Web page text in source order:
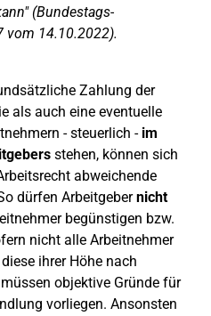
(Bundestags-
vom 14.10.2022).
Zahlung der
als auch eine eventuelle
- steuerlich -im
stehen, können sich
abweichende
dürfen Arbeitgebernicht
begünstigen bzw.
nicht alle Arbeitnehmer
ihrer Höhe nach
objektive Gründe für
vorliegen. Ansonsten